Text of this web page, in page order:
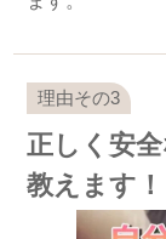
正しく安
教えます！